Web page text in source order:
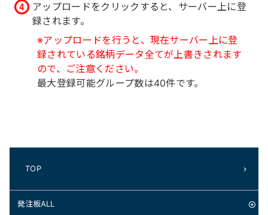
アップロードをクリックすると、サーバー上に登
録されます。
※アップロードを行うと、現在サーバー上に登
録されている銘柄データ全てが上書きされます
ので、ご注意ください。
最大登録可能グループ数は40件です。
TOP
発注板ALL